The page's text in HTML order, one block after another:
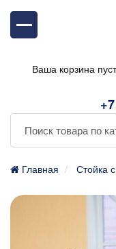
Ваша корзина
Главная Стойка